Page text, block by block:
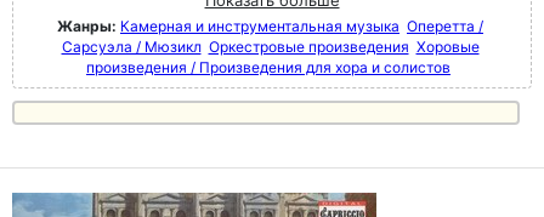
Жанры: Камерная и инструментальная музыка Оперетта /
Сарсуэла / Мюзикл Оркестровые произведения Хоровые
произведения / Произведения для хора и солистов